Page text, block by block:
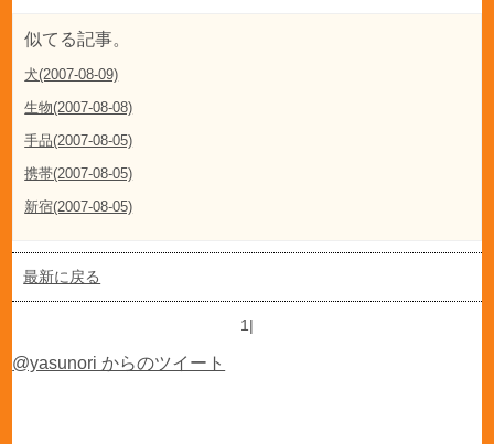
似てる記事。
犬(2007-08-09)
生物(2007-08-08)
手品(2007-08-05)
携帯(2007-08-05)
新宿(2007-08-05)
最新に戻る
1|
@yasunori からのツイート